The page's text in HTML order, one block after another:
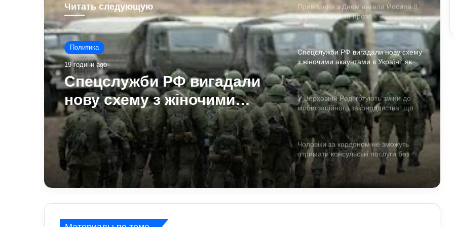
Читать следующую
Политика
19 години ago
Спецслужби РФ вигадали
нову схему з жіночими
акаунтами в Україні: як
виманюють військових
Привітання з Днем ангела Йосипа 8
серпня: вірші та проза
Спецслужби РФ вигадали нову схему
з жіночими акаунтами в Україні: як
виманюють військових
У Верховній Раді готують зміни до
мобілізаційного законодавства: що
запропонували депутати
Чоловіки за кордоном не зможуть
отримати консульські послуги без
військово-облікових документів
Чому українці обирають Німеччину